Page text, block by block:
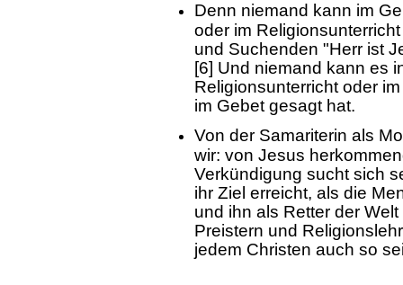
Denn niemand kann im
oder im
und Suchenden "Herr ist
[6] Und niemand kann es
Religionsunterricht oder
im Gebet gesagt hat.
Von der Samariterin als
wir: von Jesus
Verkündigung sucht sich
ihr Ziel erreicht, als die
und ihn als Retter der
Preistern und
jedem Christen auch so